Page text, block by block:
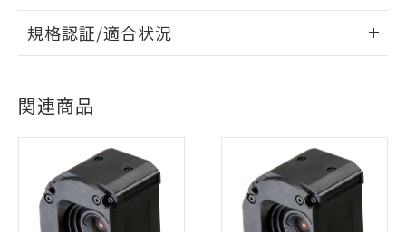
ログイン/会員登録いただくと、CADデータをダウンロー
ドすることができます。
ダウンロードデータをご利用いただく前に、以下を必ずお読
みください。
ソフトウェアの使用条件
EU RoHS 注意事項・凡例
対応状況 ※1
対応済み
中国 RoHS 注意事項・凡例
規格認証/適合状況
No
LR型式承認
（イギリス
船舶規格）
DNV型式承認
（ノルウェー
船舶規格）
BV型式承認
（フランス
船舶規格）
KR型式
（韓国
船舶規格
関連商品